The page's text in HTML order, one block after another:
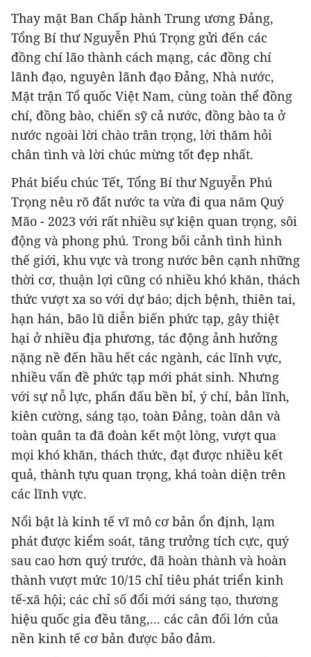
Thay mặt Ban Chấp hành Trung ương Đảng,
Tổng Bí thư Nguyễn Phú Trọng gửi đến các
đồng chí lão thành cách mạng, các đồng chí
lãnh đạo, nguyên lãnh đạo Đảng, Nhà nước,
Mặt trận Tổ quốc Việt Nam, cùng toàn thể đồng
chí, đồng bào, chiến sỹ cả nước, đồng bào ta ở
nước ngoài lời chào trân trọng, lời thăm hỏi
chân tình và lời chúc mừng tốt đẹp nhất.
Phát biểu chúc Tết, Tổng Bí thư Nguyễn Phú
Trọng nêu rõ đất nước ta vừa đi qua năm Quý
Mão - 2023 với rất nhiều sự kiện quan trọng, sôi
động và phong phú. Trong bối cảnh tình hình
thế giới, khu vực và trong nước bên cạnh những
thời cơ, thuận lợi cũng có nhiều khó khăn, thách
thức vượt xa so với dự báo; dịch bệnh, thiên tai,
hạn hán, bão lũ diễn biến phức tạp, gây thiệt
hại ở nhiều địa phương, tác động ảnh hưởng
nặng nề đến hầu hết các ngành, các lĩnh vực,
nhiều vấn đề phức tạp mới phát sinh. Nhưng
với sự nỗ lực, phấn đấu bền bỉ, ý chí, bản lĩnh,
kiên cường, sáng tạo, toàn Đảng, toàn dân và
toàn quân ta đã đoàn kết một lòng, vượt qua
mọi khó khăn, thách thức, đạt được nhiều kết
quả, thành tựu quan trọng, khá toàn diện trên
các lĩnh vực.
Nổi bật là kinh tế vĩ mô cơ bản ổn định, lạm
phát được kiểm soát, tăng trưởng tích cực, quý
sau cao hơn quý trước, đã hoàn thành và hoàn
thành vượt mức 10/15 chỉ tiêu phát triển kinh
tế-xã hội; các chỉ số đổi mới sáng tạo, thương
hiệu quốc gia đều tăng,... các cân đối lớn của
nền kinh tế cơ bản được bảo đảm.